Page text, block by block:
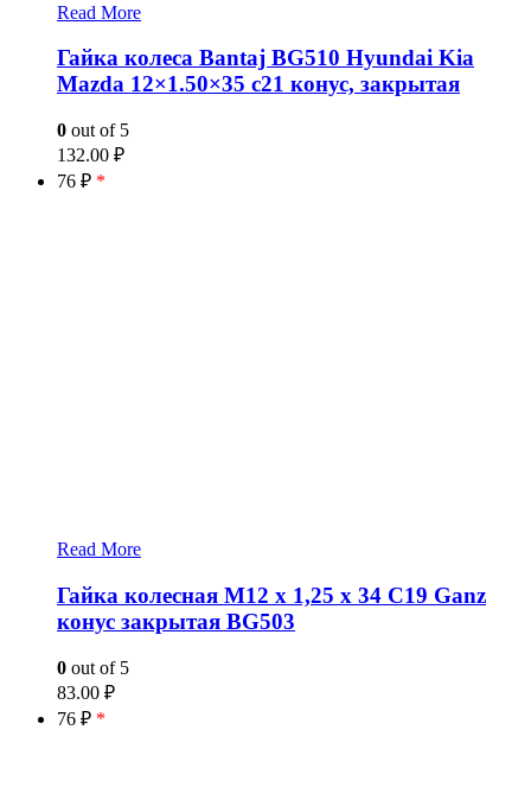
Read More
Гайка колеса Bantaj BG510 Hyundai Kia
Mazda 12×1.50×35 c21 конус, закрытая
0 out of 5
132.00 ₽
76 ₽ *
Read More
Гайка колесная М12 x 1,25 x 34 C19 Ganz
конус закрытая BG503
0 out of 5
83.00 ₽
76 ₽ *